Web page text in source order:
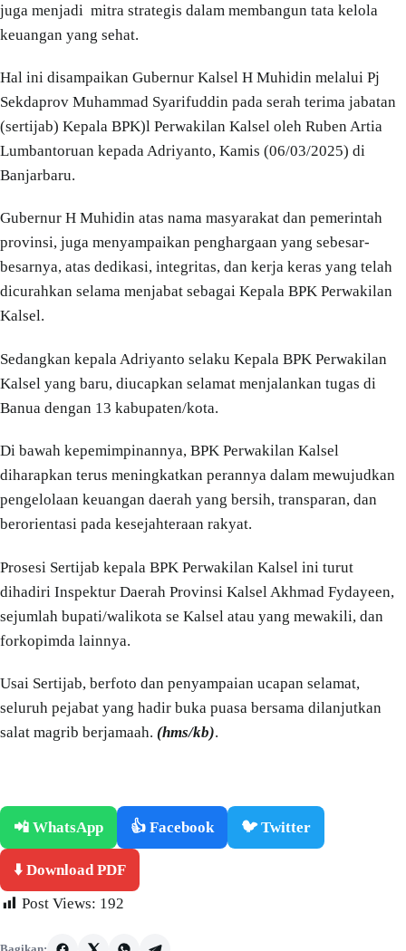
juga menjadi mitra strategis dalam membangun tata kelola
keuangan yang sehat.
Hal ini disampaikan Gubernur Kalsel H Muhidin melalui Pj
Sekdaprov Muhammad Syarifuddin pada serah terima jabatan
(sertijab) Kepala BPK)l Perwakilan Kalsel oleh Ruben Artia
Lumbantoruan kepada Adriyanto, Kamis (06/03/2025) di
Banjarbaru.
Gubernur H Muhidin atas nama masyarakat dan pemerintah
provinsi, juga menyampaikan penghargaan yang sebesar-
besarnya, atas dedikasi, integritas, dan kerja keras yang telah
dicurahkan selama menjabat sebagai Kepala BPK Perwakilan
Kalsel.
Sedangkan kepala Adriyanto selaku Kepala BPK Perwakilan
Kalsel yang baru, diucapkan selamat menjalankan tugas di
Banua dengan 13 kabupaten/kota.
Di bawah kepemimpinannya, BPK Perwakilan Kalsel
diharapkan terus meningkatkan perannya dalam mewujudkan
pengelolaan keuangan daerah yang bersih, transparan, dan
berorientasi pada kesejahteraan rakyat.
Prosesi Sertijab kepala BPK Perwakilan Kalsel ini turut
dihadiri Inspektur Daerah Provinsi Kalsel Akhmad Fydayeen,
sejumlah bupati/walikota se Kalsel atau yang mewakili, dan
forkopimda lainnya.
Usai Sertijab, berfoto dan penyampaian ucapan selamat,
seluruh pejabat yang hadir buka puasa bersama dilanjutkan
salat magrib berjamaah. (hms/kb).
📲 WhatsApp 👍 Facebook 🐦 Twitter
⬇️ Download PDF
Post Views: 192